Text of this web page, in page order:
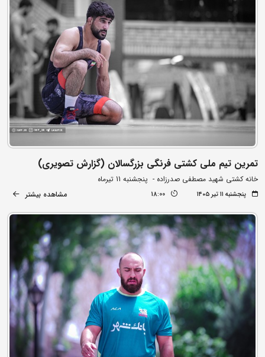
تمرین تیم ملی کشتی فرنگی بزرگسالان (گزارش تصویری)
خانه کشتی شهید مصطفی صدرزاده - پنجشنبه 11 تیرماه
پنجشنبه ۱۱ تیر ۱۴۰۵ 18:00 مشاهده بیشتر